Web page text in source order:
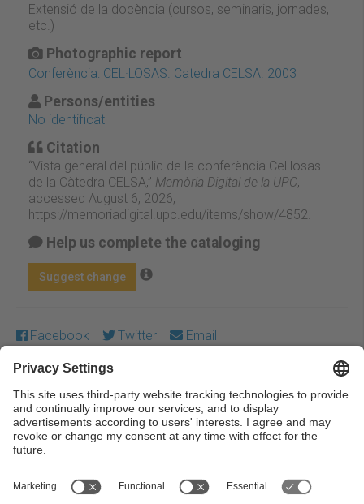
Extensió de la docència (cursos, seminaris, jornades,
etc.)
Photographic report
Conferència: CEL·LOSAS. Catedra CELSA. 2003
Persons/entities
No identificat
Citation
“Vista general del públic de la conferència Cel·losas
de la Càtedra CELSA,” Memòria Digital de la UPC,
accessed August 6, 2026,
https://memoriadigital.upc.edu/items/show/4852
Help us complete the cataloging
Suggest change
Facebook Twitter Email
Except where otherwise noted, content on this work is
licensed under a Creative Commons license:Attribution-
NonCommercial-NoDerivs 3.0 Spain